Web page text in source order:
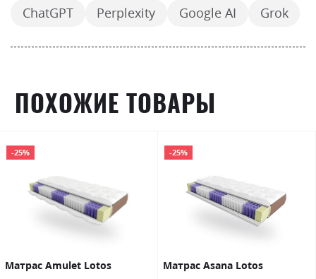
ChatGPT Perplexity Google AI Grok
ПОХОЖИЕ ТОВАРЫ
-25%
Матраc Amulet Lotos
-25%
Матраc Asana Lotos